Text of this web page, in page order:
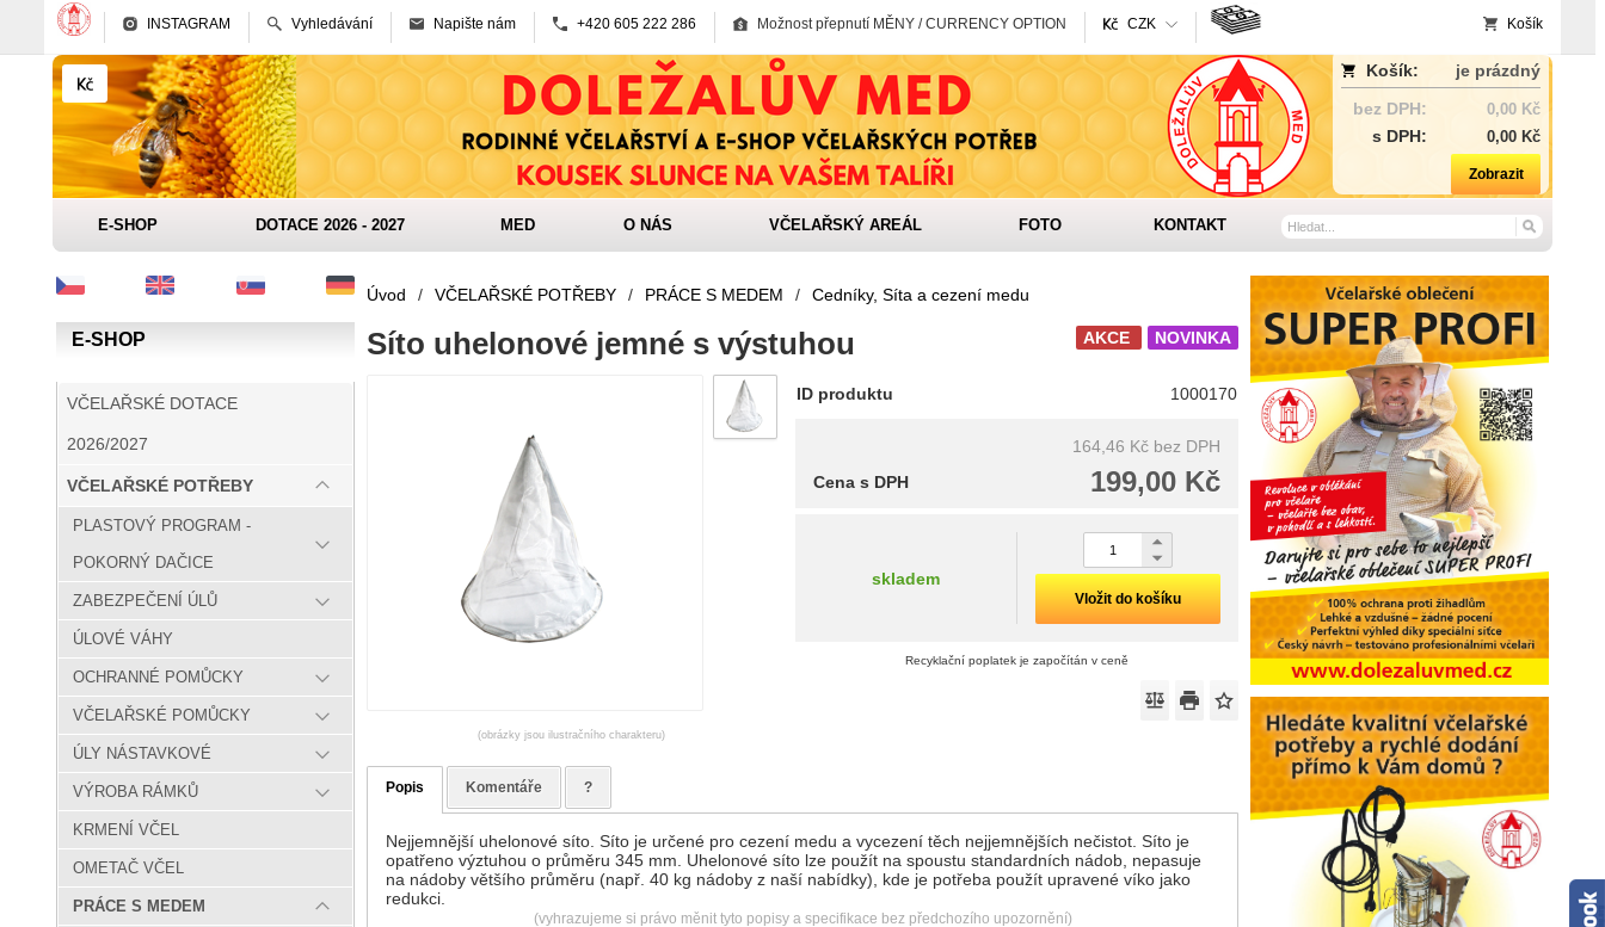
INSTAGRAM Vyhledávání Napište nám +420 605 222 286 Možnost přepnutí MĚNY / CURRENCY OPTION CZK Košík
Košík:
je prázdný
bez DPH:
0,00 Kč
s DPH: 0,00 Kč
Zobrazit
E-SHOP DOTACE 2026 - 2027 MED O NÁS VČELAŘSKÝ AREÁL FOTO KONTAKT
E-SHOP
VČELAŘSKÉ DOTACE
2026/2027
VČELAŘSKÉ POTŘEBY
PLASTOVÝ PROGRAM -
POKORNÝ DAČICE
ZABEZPEČENÍ ÚLŮ
ÚLOVÉ VÁHY
OCHRANNÉ POMŮCKY
VČELAŘSKÉ POMŮCKY
ÚLY NÁSTAVKOVÉ
VÝROBA RÁMKŮ
KRMENÍ VČEL
OMETAČ VČEL
PRÁCE S MEDEM
Úvod / VČELAŘSKÉ POTŘEBY / PRÁCE S MEDEM / Cedníky, Síta a cezení medu
NOVINKA
AKCE
Síto uhelonové jemné s výstuhou
(obrázky jsou ilustračního charakteru)
ID produktu 1000170
164,46 Kč bez DPH
199,00 Kč
Cena s DPH
skladem
Vložit do košíku
Recyklační poplatek je započítán v ceně
Popis Komentáře ?
Nejjemnější uhelonové síto. Síto je určené pro cezení medu a vycezení těch nejjemnějších nečistot. Síto je
opatřeno výztuhou o průměru 345 mm. Uhelonové síto lze použít na spoustu standardních nádob, nepasuje
na nádoby většího průměru (např. 40 kg nádoby z naší nabídky), kde je potřeba použít upravené víko jako
redukci.
(vyhrazujeme si právo měnit tyto popisy a specifikace bez předchozího upozornění)